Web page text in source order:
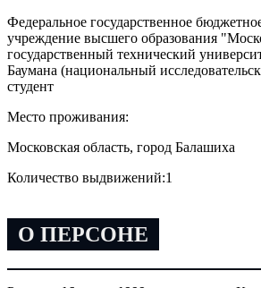
Федеральное государственное
учреждение высшего образования
государственный технический
Баумана (национальный
студент
Место проживания:
Московская область, город Балашиха
Количество выдвижений:1
О ПЕРСОНЕ